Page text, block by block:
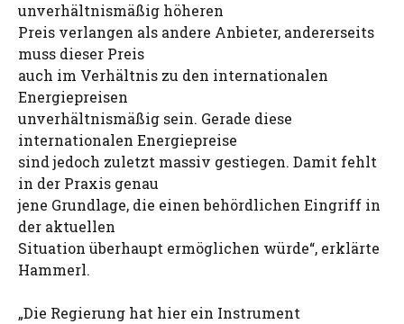
unverhältnismäßig höheren
Preis verlangen als andere Anbieter, andererseits
muss dieser Preis
auch im Verhältnis zu den internationalen
Energiepreisen
unverhältnismäßig sein. Gerade diese
internationalen Energiepreise
sind jedoch zuletzt massiv gestiegen. Damit fehlt
in der Praxis genau
jene Grundlage, die einen behördlichen Eingriff in
der aktuellen
Situation überhaupt ermöglichen würde“, erklärte
Hammerl.
„Die Regierung hat hier ein Instrument